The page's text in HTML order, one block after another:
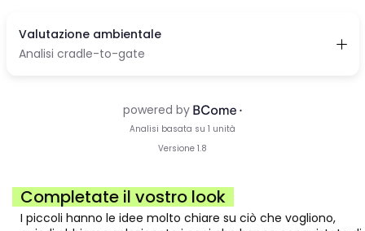
Completate il vostro look
I piccoli hanno le idee molto chiare su ciò che vogliono,